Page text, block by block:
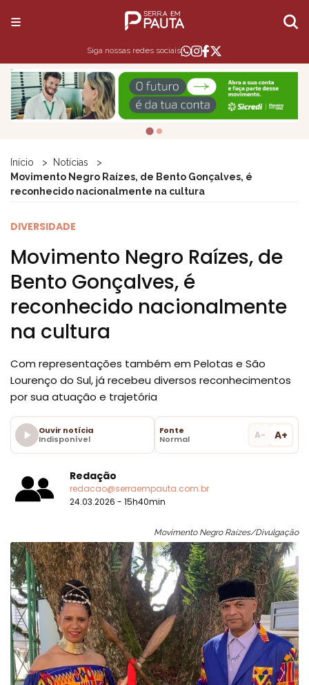
Siga nossas redes sociais
Início
Notícias
Movimento Negro Raízes, de Bento Gonçalves, é
reconhecido nacionalmente na cultura
DIVERSIDADE
Movimento Negro Raízes, de
Bento Gonçalves, é
reconhecido nacionalmente
na cultura
Com representações também em Pelotas e São
Lourenço do Sul, já recebeu diversos reconhecimentos
por sua atuação e trajetória
Ouvir notícia
Indisponível
Fonte
Normal
A- A+
Redação
redacao@serraempauta.com.br
24.03.2026 - 15h40min
Movimento Negro Raízes/Divulgação